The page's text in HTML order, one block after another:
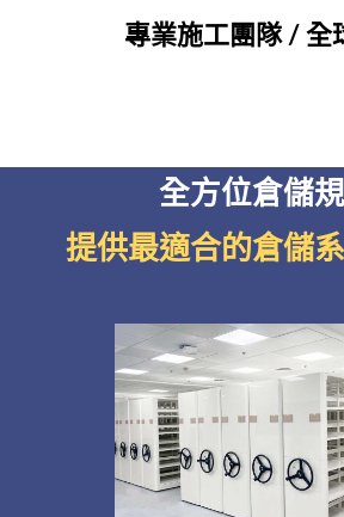
專業施工團隊 / 全
全方位倉儲
提供最適合的倉儲